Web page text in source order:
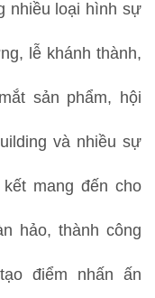
nhiều loại hình sự
lễ khánh thành,
sản phẩm, hội
và nhiều sự
mang đến cho
hảo, thành công
điểm nhấn ấn